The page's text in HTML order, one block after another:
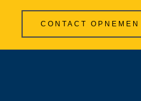
CONTACT OPNEMEN